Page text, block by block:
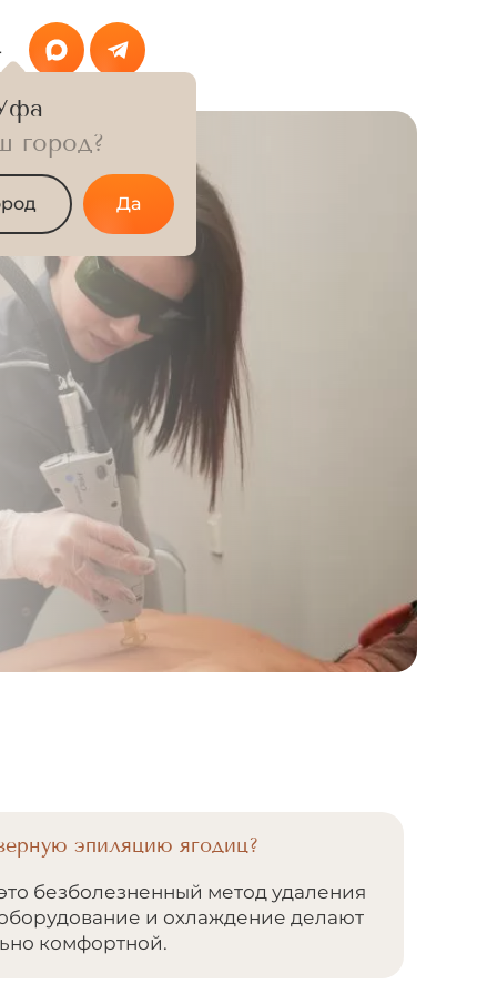
город?
Да
эпиляцию ягодиц?
безболезненный метод удаления
и охлаждение делают
комфортной.